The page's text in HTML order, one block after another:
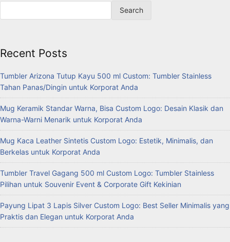
Search
Recent Posts
Tumbler Arizona Tutup Kayu 500 ml Custom: Tumbler Stainless
Tahan Panas/Dingin untuk Korporat Anda
Mug Keramik Standar Warna, Bisa Custom Logo: Desain Klasik dan
Warna-Warni Menarik untuk Korporat Anda
Mug Kaca Leather Sintetis Custom Logo: Estetik, Minimalis, dan
Berkelas untuk Korporat Anda
Tumbler Travel Gagang 500 ml Custom Logo: Tumbler Stainless
Pilihan untuk Souvenir Event & Corporate Gift Kekinian
Payung Lipat 3 Lapis Silver Custom Logo: Best Seller Minimalis yang
Praktis dan Elegan untuk Korporat Anda